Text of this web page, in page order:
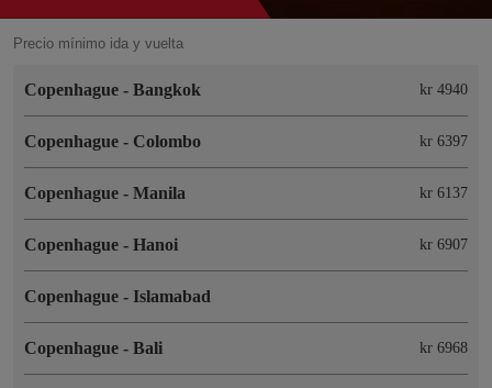
Precio mínimo ida y vuelta
Copenhague - Bangkok kr 4940
Copenhague - Colombo kr 6397
Copenhague - Manila kr 6137
Copenhague - Hanoi kr 6907
Copenhague - Islamabad
Copenhague - Bali kr 6968